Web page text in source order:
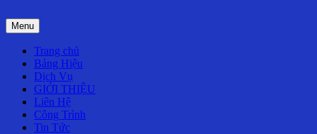
to
content
Menu
Trang chủ
Bảng Hiệu
Dịch Vụ
GIỚI THIỆU
Liên Hệ
Công Trình
Tin Tức